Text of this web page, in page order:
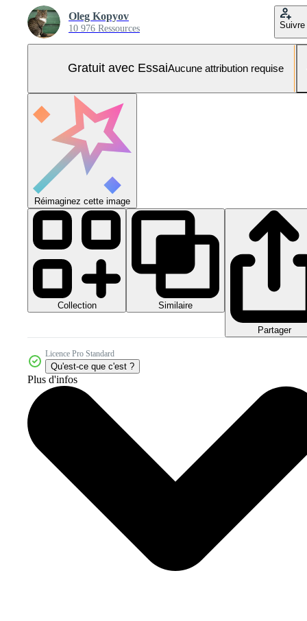
Oleg Kopyov
10 976 Ressources Suivre
Gratuit avec EssaiAucune attribution requise
Réimaginez cette image
Collection Similaire
Partager
Licence Pro Standard
Qu'est-ce que c'est ?
Plus d'infos